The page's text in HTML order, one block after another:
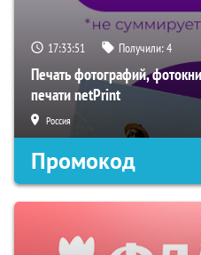
17:33:50 Получили:4
Печать фотографий,
печати netPrint
Россия
Промокод